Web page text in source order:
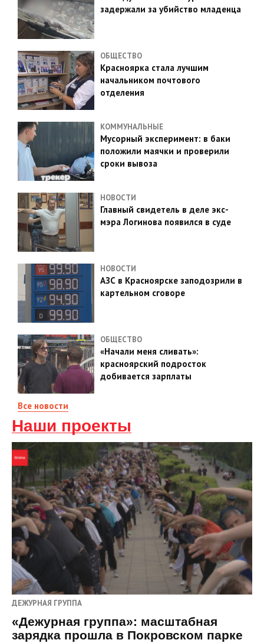
задержали за убийство младенца
ОБЩЕСТВО
Красноярка стала лучшим
начальником почтового
отделения
КОММУНАЛЬНЫЕ
Мусорный эксперимент: в баки
положили маячки и проверили
сроки вывоза
НОВОСТИ
Главный свидетель в деле экс-
мэра Логинова появился в суде
НОВОСТИ
АЗС в Красноярске заподозрили в
картельном сговоре
ОБЩЕСТВО
«Начали меня сливать»:
красноярский подросток
добивается зарплаты
Все новости
Наши проекты
ДЕЖУРНАЯ ГРУППА
«Дежурная группа»: масштабная
зарядка прошла в Покровском парке